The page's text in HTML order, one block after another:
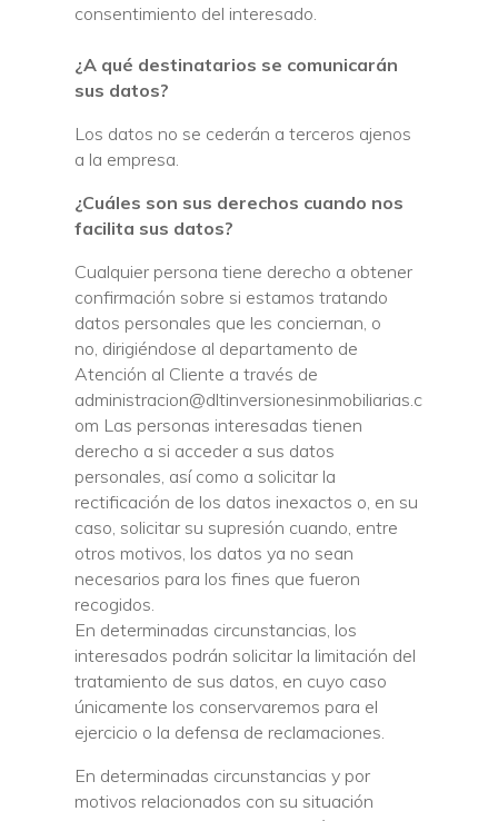
consentimiento del interesado.
¿A qué destinatarios se comunicarán
sus datos?
Los datos no se cederán a terceros ajenos
a la empresa.
¿Cuáles son sus derechos cuando nos
facilita sus datos?
Cualquier persona tiene derecho a obtener
confirmación sobre si estamos tratando
datos personales que les conciernan, o
no, dirigiéndose al departamento de
Atención al Cliente a través de
administracion@dltinversionesinmobiliarias.c
om Las personas interesadas tienen
derecho a si acceder a sus datos
personales, así como a solicitar la
rectificación de los datos inexactos o, en su
caso, solicitar su supresión cuando, entre
otros motivos, los datos ya no sean
necesarios para los fines que fueron
recogidos.
En determinadas circunstancias, los
interesados podrán solicitar la limitación del
tratamiento de sus datos, en cuyo caso
únicamente los conservaremos para el
ejercicio o la defensa de reclamaciones.
En determinadas circunstancias y por
motivos relacionados con su situación